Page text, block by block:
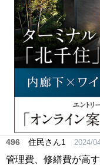
496 住民さん1 2024/
管理費、修繕費が高